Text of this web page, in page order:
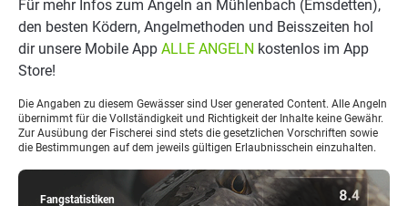
Fangstatistiken
Für mehr Infos zum Angeln an Mühlenbach (Emsdetten),
den besten Ködern, Angelmethoden und Beisszeiten hol
dir unsere Mobile App ALLE ANGELN kostenlos im App
Store!
Die Angaben zu diesem Gewässer sind User generated Content. Alle Angeln
übernimmt für die Vollständigkeit und Richtigkeit der Inhalte keine Gewähr.
Zur Ausübung der Fischerei sind stets die gesetzlichen Vorschriften sowie
die Bestimmungen auf dem jeweils gültigen Erlaubnisschein einzuhalten.